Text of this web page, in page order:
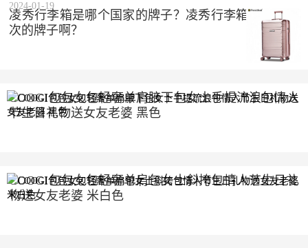
凌秀行李箱是哪个国家的牌子？凌秀行李箱是什么档
次的牌子啊？
2024-01-19
COOGI包包女包轻奢单肩腋下包女士手提流浪包情人
节生日礼物送女友老婆 黑色
COOGI包包女包轻奢单肩包女士斜挎包情人节生日礼
物送女友老婆 米白色